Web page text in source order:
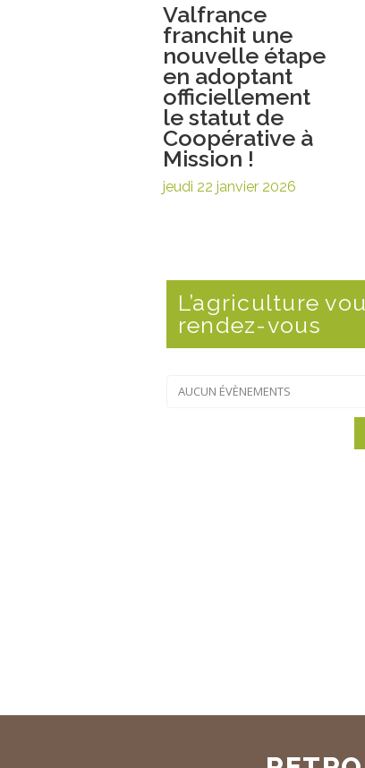
Valfrance
franchit une
nouvelle étape
en adoptant
officiellement
le statut de
Coopérative à
Mission !
jeudi 22 janvier 2026
L’agriculture
rendez-vous
AUCUN ÉVÈNEMENTS